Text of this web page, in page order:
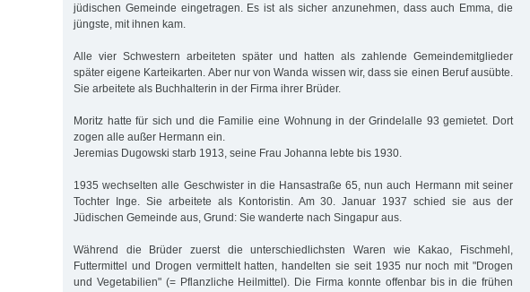
jüdischen Gemeinde eingetragen. Es ist als sicher anzunehmen, dass auch Emma, die
jüngste, mit ihnen kam.
Alle vier Schwestern arbeiteten später und hatten als zahlende Gemeindemitglieder
später eigene Karteikarten. Aber nur von Wanda wissen wir, dass sie einen Beruf ausübte.
Sie arbeitete als Buchhalterin in der Firma ihrer Brüder.
Moritz hatte für sich und die Familie eine Wohnung in der Grindelalle 93 gemietet. Dort
zogen alle außer Hermann ein.
Jeremias Dugowski starb 1913, seine Frau Johanna lebte bis 1930.
1935 wechselten alle Geschwister in die Hansastraße 65, nun auch Hermann mit seiner
Tochter Inge. Sie arbeitete als Kontoristin. Am 30. Januar 1937 schied sie aus der
Jüdischen Gemeinde aus, Grund: Sie wanderte nach Singapur aus.
Während die Brüder zuerst die unterschiedlichsten Waren wie Kakao, Fischmehl,
Futtermittel und Drogen vermittelt hatten, handelten sie seit 1935 nur noch mit "Drogen
und Vegetabilien" (= Pflanzliche Heilmittel). Die Firma konnte offenbar bis in die frühen